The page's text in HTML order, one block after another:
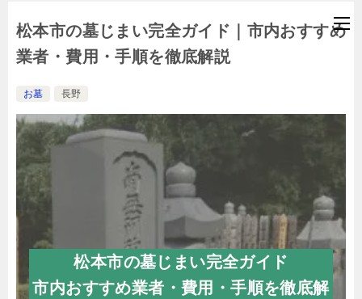
松本市の墓じまい完全ガイド｜市内おすすめ
業者・費用・手順を徹底解説
お墓 長野
松本市の墓じまい完全ガイド
市内おすすめ業者・費用・手順を徹底解